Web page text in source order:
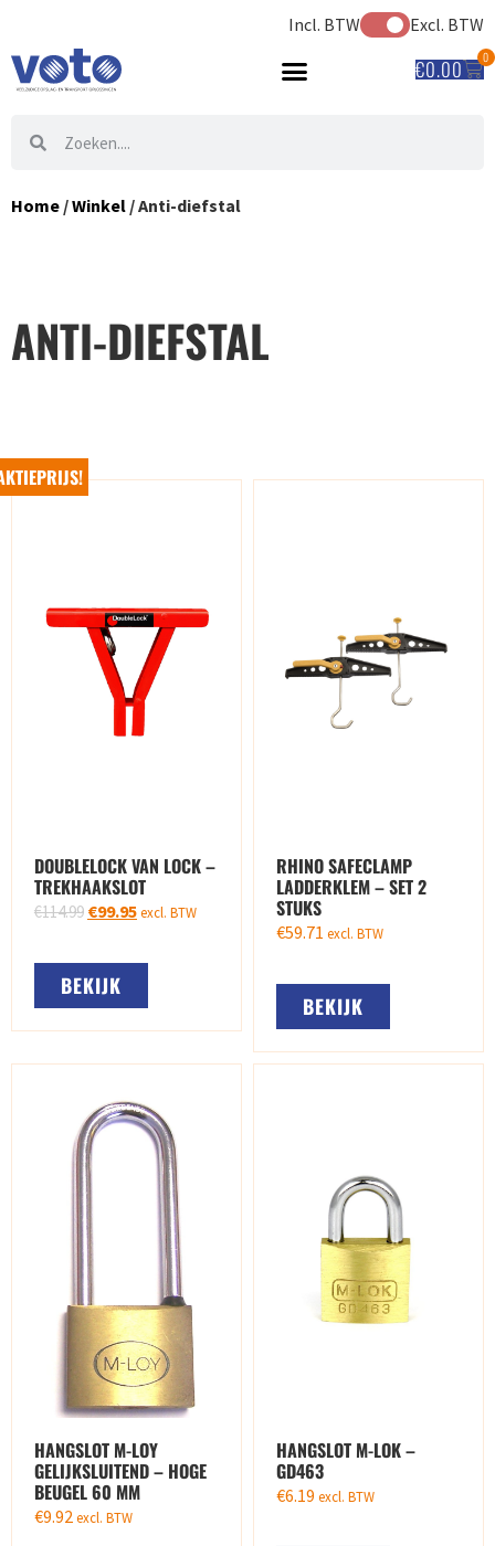
Incl. BTW Excl. BTW
€0.00 0
Home /Winkel / Anti-diefstal
ANTI-DIEFSTAL
DOUBLELOCK VAN LOCK –
TREKHAAKSLOT
€114.99 €99.95excl. BTW
BEKIJK
RHINO SAFECLAMP
LADDERKLEM – SET 2
STUKS
€59.71 excl. BTW
BEKIJK
HANGSLOT M-LOY
GELIJKSLUITEND – HOGE
BEUGEL 60 MM
€9.92excl. BTW
HANGSLOT M-LOK –
GD463
€6.19 excl. BTW